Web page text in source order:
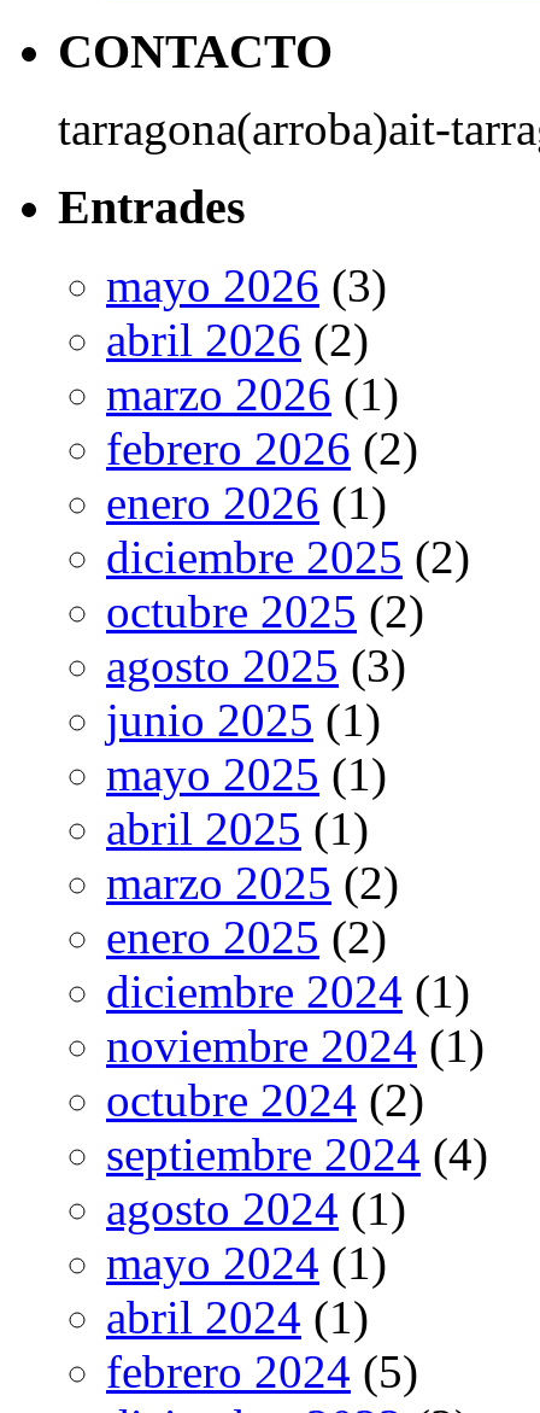
CONTACTO
tarragona(arroba)ait-
Entrades
mayo 2026 (3)
abril 2026 (2)
marzo 2026 (1)
febrero 2026 (2)
enero 2026 (1)
diciembre 2025 (2)
octubre 2025 (2)
agosto 2025 (3)
junio 2025 (1)
mayo 2025 (1)
abril 2025 (1)
marzo 2025 (2)
enero 2025 (2)
diciembre 2024 (1)
noviembre 2024 (1)
octubre 2024 (2)
septiembre 2024 (4)
agosto 2024 (1)
mayo 2024 (1)
abril 2024 (1)
febrero 2024 (5)